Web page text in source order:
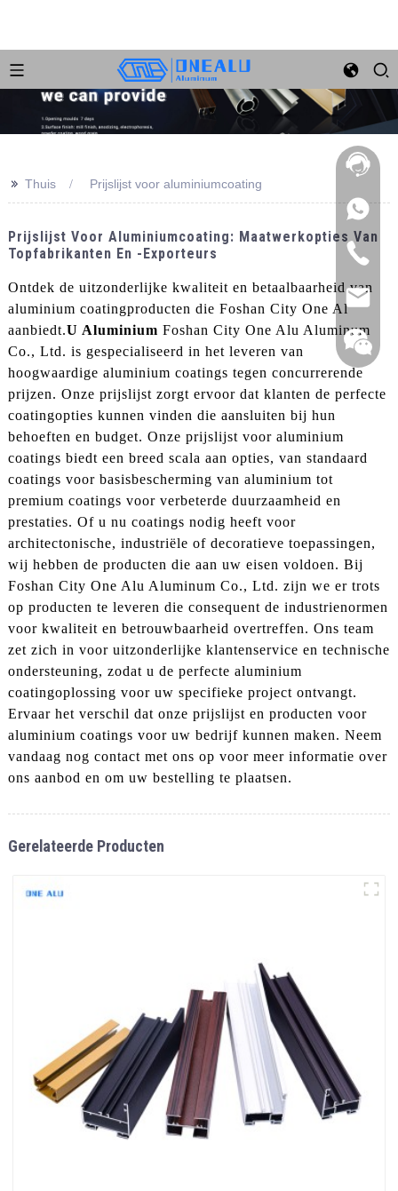
>> Thuis Prijslijst voor aluminiumcoating
Prijslijst Voor Aluminiumcoating: Maatwerkopties Van
Topfabrikanten En -exporteurs
Ontdek de uitzonderlijke kwaliteit en betaalbaarheid van
aluminium coatingproducten die Foshan City One Al
aanbiedt.U Aluminium Foshan City One Alu Aluminum
Co., Ltd. is gespecialiseerd in het leveren van
hoogwaardige aluminium coatings tegen concurrerende
prijzen. Onze prijslijst zorgt ervoor dat klanten de perfecte
coatingopties kunnen vinden die aansluiten bij hun
behoeften en budget. Onze prijslijst voor aluminium
coatings biedt een breed scala aan opties, van standaard
coatings voor basisbescherming van aluminium tot
premium coatings voor verbeterde duurzaamheid en
prestaties. Of u nu coatings nodig heeft voor
architectonische, industriële of decoratieve toepassingen,
wij hebben de producten die aan uw eisen voldoen. Bij
Foshan City One Alu Aluminum Co., Ltd. zijn we er trots
op producten te leveren die consequent de industrienormen
voor kwaliteit en betrouwbaarheid overtreffen. Ons team
zet zich in voor uitzonderlijke klantenservice en technische
ondersteuning, zodat u de perfecte aluminium
coatingoplossing voor uw specifieke project ontvangt.
Ervaar het verschil dat onze prijslijst en producten voor
aluminium coatings voor uw bedrijf kunnen maken. Neem
vandaag nog contact met ons op voor meer informatie over
ons aanbod en om uw bestelling te plaatsen.
Gerelateerde Producten